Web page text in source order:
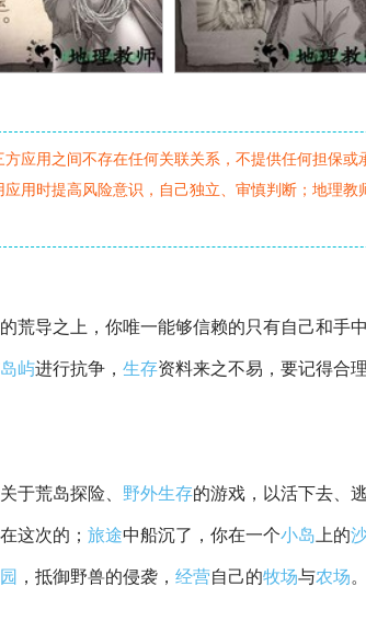
应用之间不存在任何关联关系，不提供任何担保或
用时提高风险意识，自己独立、审慎判断；地理教
荒导之上，你唯一能够信赖的只有自己和手
岛屿进行抗争， 生存资料来之不易，要记得合理
于荒岛探险、 野外生存的游戏，以活下去、
这次的； 旅途中船沉了，你在一个小岛 上的
，抵御野兽的侵袭， 经营自己的牧场与农场。